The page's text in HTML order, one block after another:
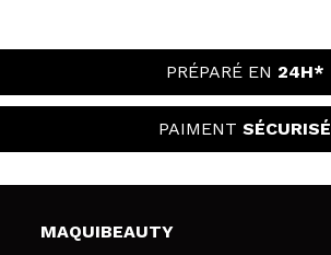
PRÉPARÉ EN 24H*
PAIMENT SÉCURISÉ
MAQUIBEAUTY